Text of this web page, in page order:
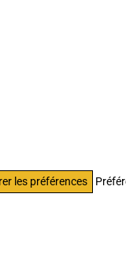
les préférences